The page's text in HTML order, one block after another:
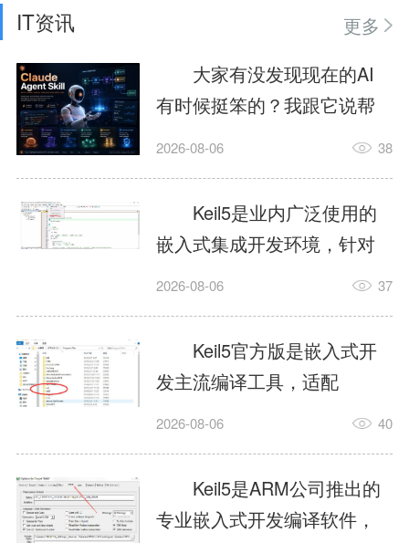
IT资讯
更多
大家有没发现现在的AI
有时候挺笨的？我跟它说帮
我订个明天早上的闹钟，它
这样？因为AI，就是个只会
耍嘴皮子的书呆子。它脑子
里有海量知识，但没有真正
激发出来实力。而
AgentSkill，就是给AI大脑装
上的一双机械手，它真的能
解决很多问题。1什么是
AgentSkillSkill指...
2026-08-06 38
Keil5是业内广泛使用的
嵌入式集成开发环境，针对
ARM、51内核单片机提供编
力，代码编译稳定，调试工
具成熟，大量开源项目基于
该平台开发。新项目需要单
独下载对应芯片支持包，新
手配置难度较高，正版商业
授权费用不菲，未授权版本
存在程序容量限制，适合硬
2026-08-06 37
Keil5官方版是嵌入式开
发主流编译工具，适配
STM32、51单片机等多款芯
在线调试、代码仿真，兼容
众多厂商芯片安装包。软件
需要手动添加器件库，初次
2026-08-06 40
Keil5是ARM公司推出的
专业嵌入式开发编译软件，